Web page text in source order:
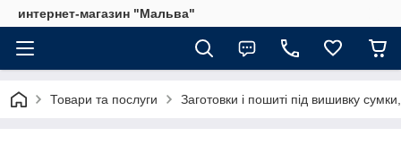
интернет-магазин "Мальва"
Товари та послуги Заготовки і пошиті під вишивку